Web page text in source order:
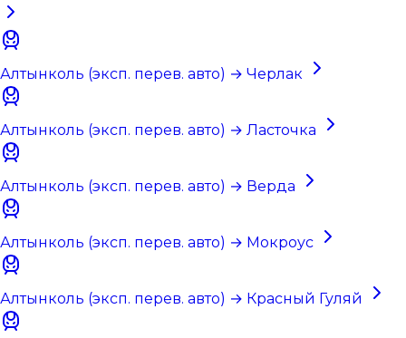
Алтынколь (эксп. перев. авто) → Черлак
Алтынколь (эксп. перев. авто) → Ласточка
Алтынколь (эксп. перев. авто) → Верда
Алтынколь (эксп. перев. авто) → Мокроус
Алтынколь (эксп. перев. авто) → Красный Гуляй